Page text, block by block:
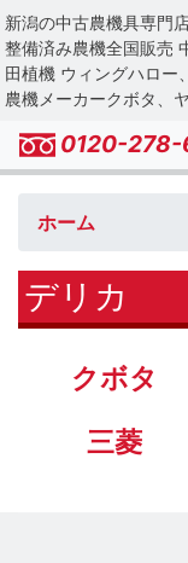
新潟の中古農機具専門
整備済み農機全国販売
田植機 ウィングハロー
農機メーカークボタ、
0120-
ホーム
デリカ
クボタ
三菱